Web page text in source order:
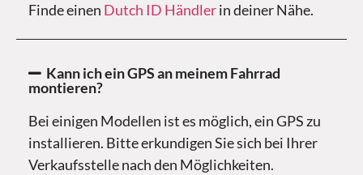
Finde einen Dutch ID Händlerin deiner Nähe.
Kann ich ein GPS an meinem Fahrrad
montieren?
Bei einigen Modellen ist es möglich, ein GPS zu
installieren. Bitte erkundigen Sie sich bei Ihrer
Verkaufsstelle nach den Möglichkeiten.